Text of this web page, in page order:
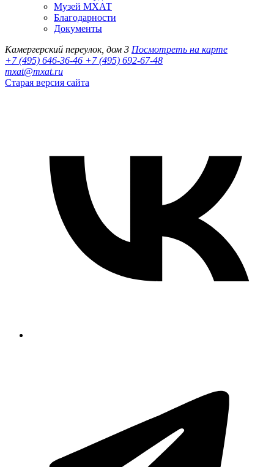
Музей МХАТ
Благодарности
Документы
Камергерский переулок, дом 3 Посмотреть на карте
+7 (495) 646-36-46 +7 (495) 692-67-48‬
mxat@mxat.ru
Старая версия сайта